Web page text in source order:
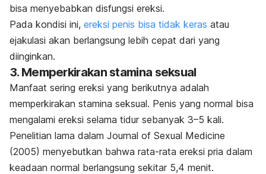
bisa menyebabkan disfungsi ereksi.
Pada kondisi ini, ereksi penis bisa tidak keras atau
ejakulasi akan berlangsung lebih cepat dari yang
diinginkan.
3. Memperkirakan stamina seksual
Manfaat sering ereksi yang berikutnya adalah
memperkirakan stamina seksual. Penis yang normal bisa
mengalami ereksi selama tidur sebanyak 3–5 kali.
Penelitian lama dalam Journal of Sexual Medicine
(2005) menyebutkan bahwa rata-rata ereksi pria dalam
keadaan normal berlangsung sekitar 5,4 menit.